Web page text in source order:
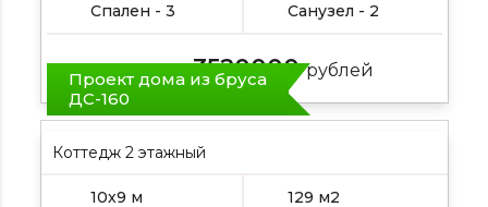
Спален - 3 Санузел - 2
Цена от: 3520000рублей
Проект дома из бруса
ДС-160
Коттедж 2 этажный
10х9 м 129 м2